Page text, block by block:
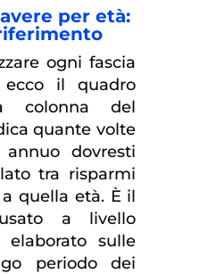
per età:
ogni fascia
il quadro
colonna del
quante volte
dovresti
tra risparmi
quella età. È il
a livello
elaborato sulle
periodo dei